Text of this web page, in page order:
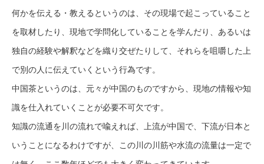
何かを伝える・教えるというのは、その現場で起こっていること
を取材したり、現地で学問化していることを学んだり、あるいは
独自の経験や解釈などを織り交ぜたりして、それらを咀嚼した上
で別の人に伝えていくという行為です。
中国茶というのは、元々が中国のものですから、現地の情報や知
識を仕入れていくことが必要不可欠です。
知識の流通を川の流れで喩えれば、上流が中国で、下流が日本と
いうことになるわけですが、この川の川筋や水流の流量は一定で